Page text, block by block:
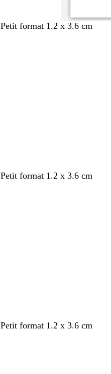
Petit format 1.2 x 3.6 cm
Petit format 1.2 x 3.6 cm
Petit format 1.2 x 3.6 cm